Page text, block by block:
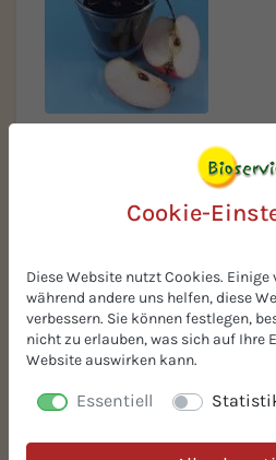
BIO-Haselnüsse gemahlen
Cookie-
Diese Website nutzt Cookies.
während andere uns helfen, diese
verbessern. Sie können festlegen,
nicht zu erlauben, was sich auf Ihre
Website auswirken kann.
Essentiell